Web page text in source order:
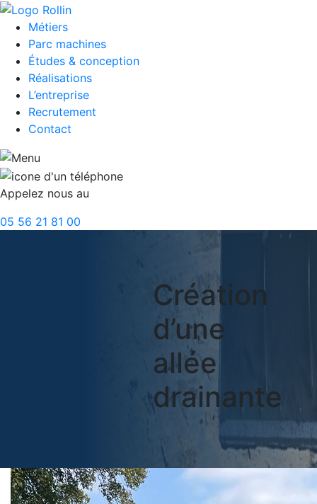
Métiers
Parc machines
Études & conception
Réalisations
L’entreprise
Recrutement
Contact
Appelez nous au
05 56 21 81 00
Création
d’une
allée
drainante